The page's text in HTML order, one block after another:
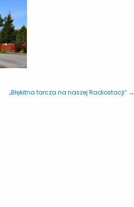
„Błękitna tarcza na naszej Radiostacji” →